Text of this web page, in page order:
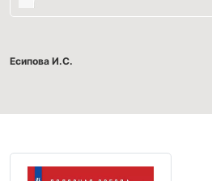
Есипова И.С.